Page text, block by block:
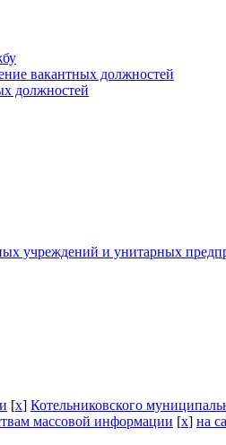
вакантных должностей
должностей
учреждений и унитарных
[x] Котельниковского
массовой информации [x] на